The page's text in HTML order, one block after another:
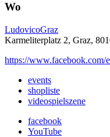
Wo
LudovicoGraz
Karmeliterplatz 2, Graz,
https://www.facebook.com/
events
shopliste
videospielszene
facebook
YouTube